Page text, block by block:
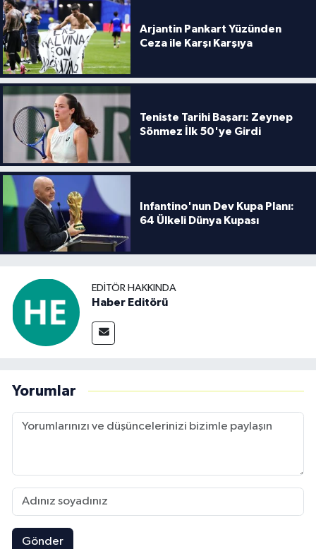
Arjantin Pankart Yüzünden
Ceza ile Karşı Karşıya
Teniste Tarihi Başarı: Zeynep
Sönmez İlk 50'ye Girdi
Infantino'nun Dev Kupa Planı:
64 Ülkeli Dünya Kupası
EDITÖR HAKKINDA
Haber Editörü
Yorumlar
Gönder